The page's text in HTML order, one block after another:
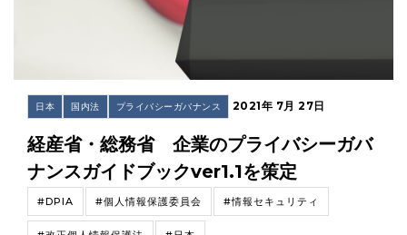
日本 国内法 プライバシーガバナンス 2021年 7月 27日
経産省・総務省 企業のプライバシーガバ
ナンスガイドブックver1.1を策定
#DPIA #個人情報保護委員会 #情報セキュリティ